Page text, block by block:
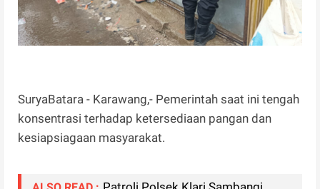
SuryaBatara - Karawang,- Pemerintah saat ini tengah
konsentrasi terhadap ketersediaan pangan dan
kesiapsiagaan masyarakat.